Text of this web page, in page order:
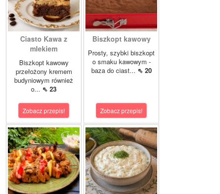
Ciasto Kawa z
mlekiem
Biszkopt kawowy
przełożony kremem
budyniowym również
o... ⇖ 23
Zobacz przepis!
Biszkopt kawowy
Prosty, szybki biszkopt
o smaku kawowym -
baza do ciast... ⇖ 20
Zobacz przepis!